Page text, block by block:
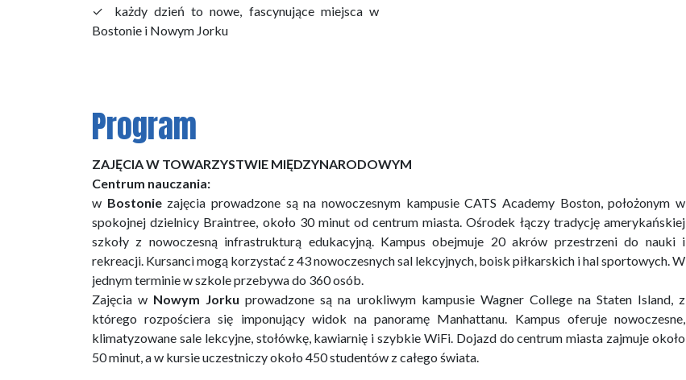
✓ każdy dzień to nowe, fascynujące miejsca w
Bostonie i Nowym Jorku
Program
ZAJĘCIA W TOWARZYSTWIE MIĘDZYNARODOWYM
Centrum nauczania:
w Bostoniezajęcia prowadzone są na nowoczesnym kampusie CATS Academy Boston, położonym w
spokojnej dzielnicy Braintree, około 30 minut od centrum miasta. Ośrodek łączy tradycję amerykańskiej
szkoły z nowoczesną infrastrukturą edukacyjną. Kampus obejmuje 20 akrów przestrzeni do nauki i
rekreacji. Kursanci mogą korzystać z 43 nowoczesnych sal lekcyjnych, boisk piłkarskich i hal sportowych. W
jednym terminie w szkole przebywado 360 osób.
Zajęcia w Nowym Jorku prowadzone są na urokliwym kampusie Wagner College na Staten Island, z
którego rozpościera się imponujący widok na panoramę Manhattanu. Kampus oferuje nowoczesne,
klimatyzowane sale lekcyjne, stołówkę, kawiarnię i szybkie WiFi. Dojazd do centrum miasta zajmuje około
50 minut, a w kursie uczestniczy około 450 studentów z całego świata.